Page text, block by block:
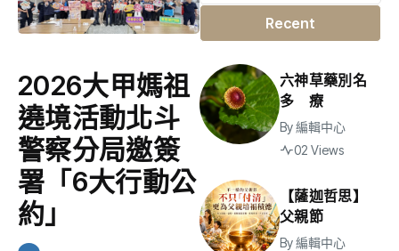
2026大甲媽祖
遶境活動北斗
警察分局邀簽
署「6大行動公
約」
Recent
六神草藥別名
多 療
By編輯中心
02 Views
【薩迦哲思】
父親節
By編輯中心